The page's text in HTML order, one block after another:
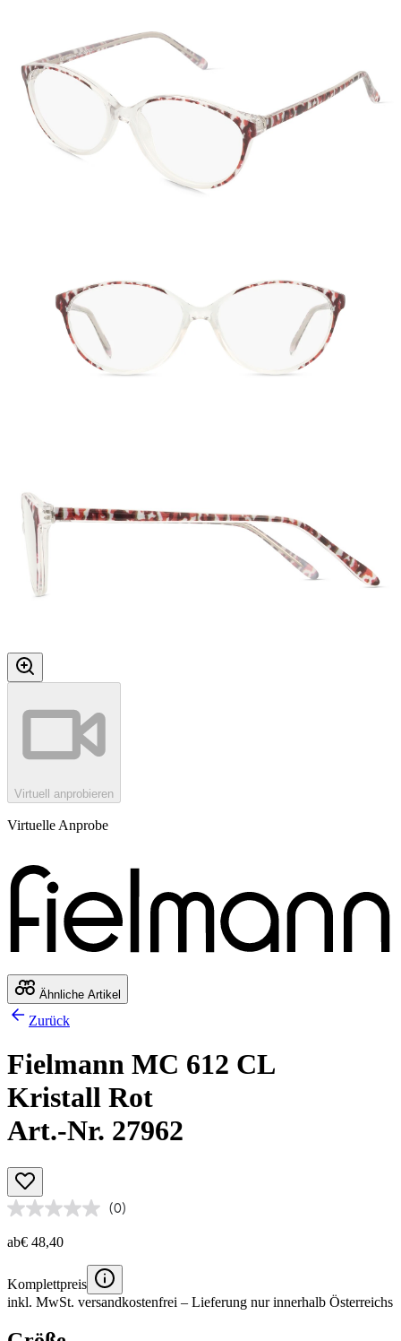
Virtuell anprobieren
Virtuelle Anprobe
Ähnliche Artikel
Zurück
Fielmann MC 612 CL
Kristall Rot
Art.-Nr. 27962
(0)
ab€ 48,40
Komplettpreis
inkl. MwSt. versandkostenfrei – Lieferung nur innerhalb Österreichs